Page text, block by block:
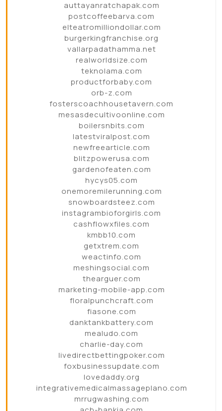
auttayanratchapak.com
postcoffeebarva.com
elteatromilliondollar.com
burgerkingfranchise.org
vallarpadathamma.net
realworldsize.com
teknolama.com
productforbaby.com
orb-z.com
fosterscoachhousetavern.com
mesasdecultivoonline.com
boilersnbits.com
latestviralpost.com
newfreearticle.com
blitzpowerusa.com
gardenofeaten.com
hycys05.com
onemoremilerunning.com
snowboardsteez.com
instagrambioforgirls.com
cashflowxfiles.com
kmbb10.com
getxtrem.com
weactinfo.com
meshingsocial.com
thearguer.com
marketing-mobile-app.com
floralpunchcraft.com
fiasone.com
danktankbattery.com
mealudo.com
charlie-day.com
livedirectbettingpoker.com
foxbusinessupdate.com
lovedaddy.org
integrativemedicalmassageplano.com
mrrugwashing.com